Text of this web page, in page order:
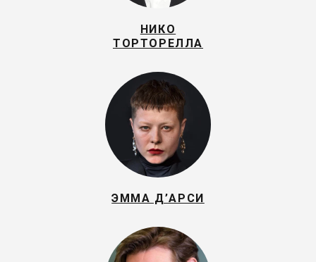
НИКО
ТОРТОРЕЛЛА
ЭММА Д’АРСИ